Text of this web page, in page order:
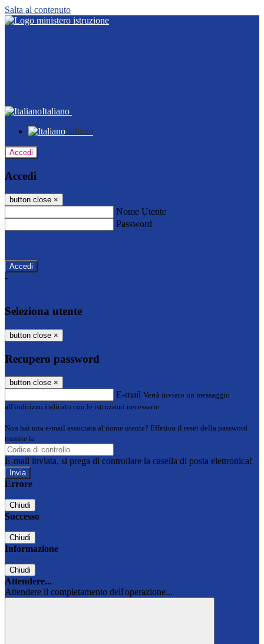
Salta al contenuto
Italiano
Italiano
Accedi
Accedi
button close ×
Nome Utente
Password
-
Seleziona utente
button close ×
Recupero password
button close ×
E-mail Verrà inviato un messaggio
all'indirizzo indicato con le istruzioni necessarie.
Non hai una e-mail associata al nome utente? Effettua il reset della password
tramite la
E-mail inviata, si prega di controllare la casella di posta elettronica!
Errore
Chiudi
Successo
Chiudi
Informazione
Chiudi
Attendere...
Attendere il completamento dell'operazione...